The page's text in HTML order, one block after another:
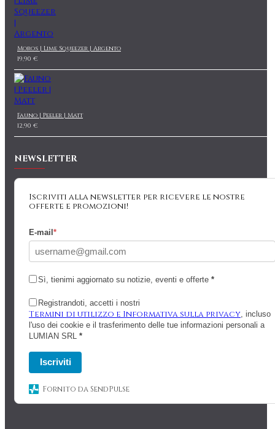
Moros | Lime Squeezer | Argento
19,90 €
Fauno | Peeler | Matt
12,90 €
NEWSLETTER
Iscriviti alla newsletter per ricevere le nostre
offerte e promozioni!
E-mail *
Sì, tienimi aggiornato su notizie, eventi e offerte *
Registrandoti, accetti i nostri
Termini di utilizzo e Informativa sulla privacy, incluso
l'uso dei cookie e il trasferimento delle tue informazioni personali a
LUMIAN SRL *
Iscriviti
Fornito da SendPulse